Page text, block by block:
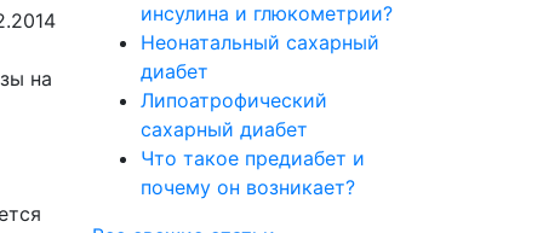
на
инсулина и глюкометрии?
Неонатальный сахарный
диабет
Липоатрофический
сахарный диабет
Что такое предиабет и
почему он возникает?